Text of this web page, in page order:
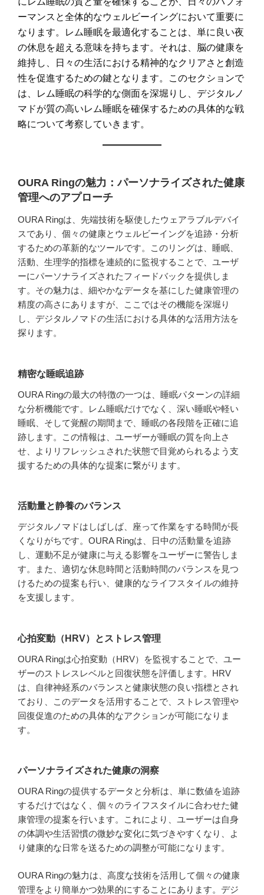
ーマンスと全体的なウェルビーイングにおいて重要に
なります。レム睡眠を最適化することは、単に良い夜
の休息を超える意味を持ちます。それは、脳の健康を
維持し、日々の生活における精神的なクリアさと創造
性を促進するための鍵となります。このセクションで
は、レム睡眠の科学的な側面を深堀りし、デジタルノ
マドが質の高いレム睡眠を確保するための具体的な戦
略について考察していきます。
OURA Ringの魅力：パーソナライズされた健康
管理へのアプローチ
OURA Ringは、先端技術を駆使したウェアラブルデバイ
スであり、個々の健康とウェルビーイングを追跡・分析
するための革新的なツールです。このリングは、睡眠、
活動、生理学的指標を連続的に監視することで、ユーザ
ーにパーソナライズされたフィードバックを提供しま
す。その魅力は、細やかなデータを基にした健康管理の
精度の高さにありますが、ここではその機能を深堀り
し、デジタルノマドの生活における具体的な活用方法を
探ります。
精密な睡眠追跡
OURA Ringの最大の特徴の一つは、睡眠パターンの詳細
な分析機能です。レム睡眠だけでなく、深い睡眠や軽い
睡眠、そして覚醒の期間まで、睡眠の各段階を正確に追
跡します。この情報は、ユーザーが睡眠の質を向上さ
せ、よりリフレッシュされた状態で目覚められるよう支
援するための具体的な提案に繋がります。
活動量と静養のバランス
デジタルノマドはしばしば、座って作業をする時間が長
くなりがちです。OURA Ringは、日中の活動量を追跡
し、運動不足が健康に与える影響をユーザーに警告しま
す。また、適切な休息時間と活動時間のバランスを見つ
けるための提案も行い、健康的なライフスタイルの維持
を支援します。
心拍変動（HRV）とストレス管理
OURA Ringは心拍変動（HRV）を監視することで、ユー
ザーのストレスレベルと回復状態を評価します。HRV
は、自律神経系のバランスと健康状態の良い指標とされ
ており、このデータを活用することで、ストレス管理や
回復促進のための具体的なアクションが可能になりま
す。
パーソナライズされた健康の洞察
OURA Ringの提供するデータと分析は、単に数値を追跡
するだけではなく、個々のライフスタイルに合わせた健
康管理の提案を行います。これにより、ユーザーは自身
の体調や生活習慣の微妙な変化に気づきやすくなり、よ
り健康的な日常を送るための調整が可能になります。
OURA Ringの魅力は、高度な技術を活用して個々の健康
管理をより簡単かつ効果的にすることにあります。デジ